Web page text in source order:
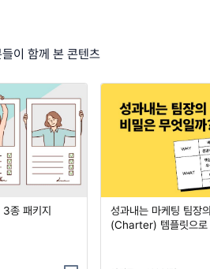
이 함께 본 콘텐츠
종 패키지
성과내는 마케팅 팀장
(Charter) 템플릿으로